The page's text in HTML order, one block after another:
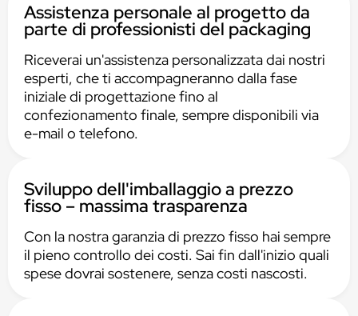
Assistenza personale al progetto da
parte di professionisti del packaging
Riceverai un'assistenza personalizzata dai nostri
esperti, che ti accompagneranno dalla fase
iniziale di progettazione fino al
confezionamento finale, sempre disponibili via
e-mail o telefono.
Sviluppo dell'imballaggio a prezzo
fisso – massima trasparenza
Con la nostra garanzia di prezzo fisso hai sempre
il pieno controllo dei costi. Sai fin dall'inizio quali
spese dovrai sostenere, senza costi nascosti.